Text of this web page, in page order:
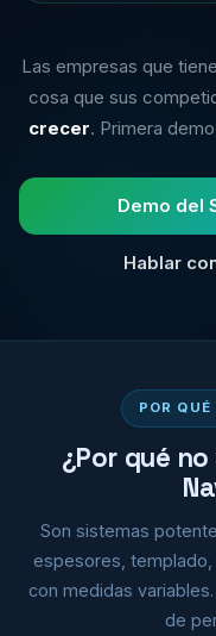
Las empresas que
cosa que sus
crecer. Primera
Demo del
Hablar
POR
¿Por qué no
Son sistemas
espesores,
con medidas
de